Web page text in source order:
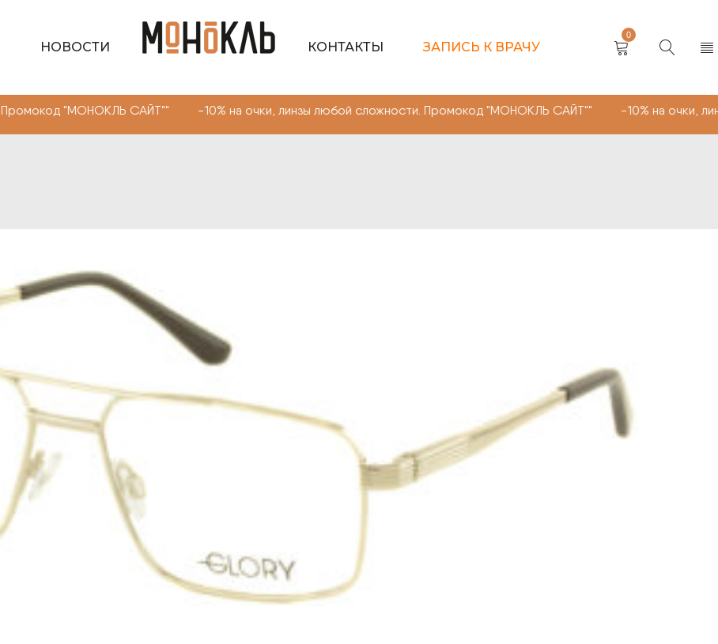
НОВОСТИ КОНТАКТЫ ЗАПИСЬ К ВРАЧУ
0
САЙТ"" -10% на очки, линзы любой сложности. Промокод "МОНОКЛЬ САЙТ"" -10% на очки,